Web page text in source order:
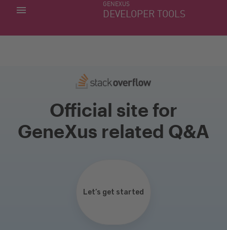
GENEXUS
DEVELOPER TOOLS
MINHAS APLICACÕES
Official site for
GeneXus related Q&A
Let’s get started